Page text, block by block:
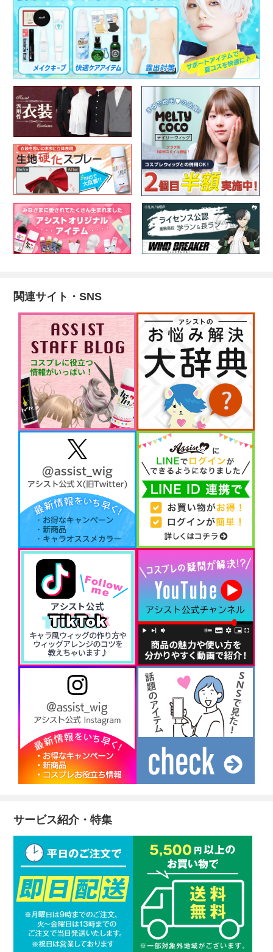
関連サイト・SNS
サービス紹介・特集